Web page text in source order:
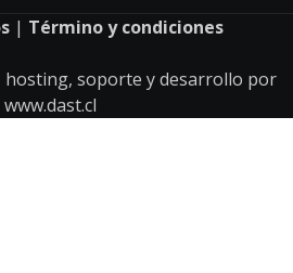
| Término y condiciones
hosting, soporte y desarrollo por
www.dast.cl